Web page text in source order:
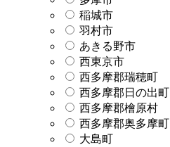
稲城市
羽村市
あきる野市
西東京市
西多摩郡瑞穂町
西多摩郡日の出町
西多摩郡檜原村
西多摩郡奥多摩町
大島町